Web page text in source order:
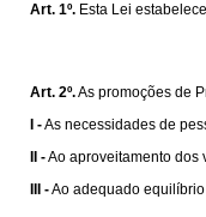
Art. 1º. Esta Lei
Art. 2º.As promoções de
I -As necessidades de
II -Ao aproveitamento dos
III -Ao adequado